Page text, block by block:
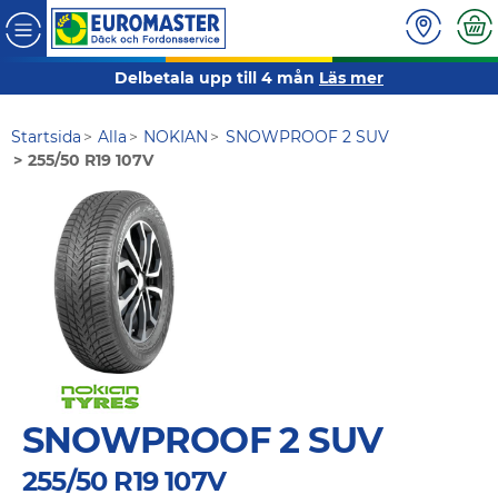
Delbetala upp till 4 mån Läs mer
Startsida Alla NOKIAN
SNOWPROOF 2 SUV
255/50 R19 107V
SNOWPROOF 2 SUV
255/50 R19 107V